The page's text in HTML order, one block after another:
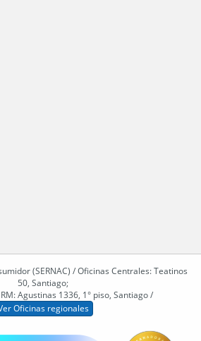
(SERNAC) / Oficinas Centrales: Teatinos
50, Santiago;
Agustinas 1336, 1° piso, Santiago /
Oficinas regionales